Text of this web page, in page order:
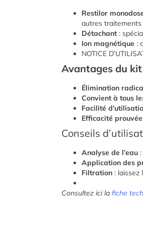
Restilor
autres traitements
Détachant :
Ion magnétique :
NOTICE
Avantages du kit
Élimination
Convient à tous
Facilité
Efficacité
Conseils
Analyse de l’eau
Application des
Filtration : laissez
Consultez ici la fiche